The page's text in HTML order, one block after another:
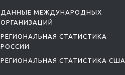
ДАННЫЕ МЕЖДУНАРОДНЫХ
ОРГАНИЗАЦИЙ
РЕГИОНАЛЬНАЯ СТАТИСТИКА
РОССИИ
РЕГИОНАЛЬНАЯ СТАТИСТИКА США